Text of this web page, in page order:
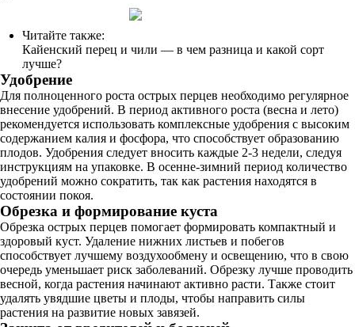
Читайте также:
Кайенский перец и чили — в чем разница и какой сорт
лучше?
Удобрение
Для полноценного роста острых перцев необходимо регулярное
внесение удобрений. В период активного роста (весна и лето)
рекомендуется использовать комплексные удобрения с высоким
содержанием калия и фосфора, что способствует образованию
плодов. Удобрения следует вносить каждые 2-3 недели, следуя
инструкциям на упаковке. В осенне-зимний период количество
удобрений можно сократить, так как растения находятся в
состоянии покоя.
Обрезка и формирование куста
Обрезка острых перцев помогает формировать компактный и
здоровый куст. Удаление нижних листьев и побегов
способствует лучшему воздухообмену и освещению, что в свою
очередь уменьшает риск заболеваний. Обрезку лучше проводить
весной, когда растения начинают активно расти. Также стоит
удалять увядшие цветы и плоды, чтобы направить силы
растения на развитие новых завязей.